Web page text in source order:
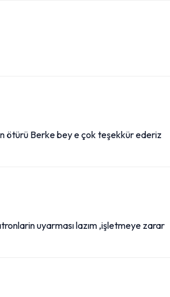
ötürü Berke bey e çok teşekkür ederiz
uyarması lazım ,işletmeye zarar